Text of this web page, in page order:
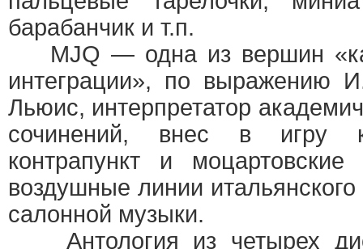
барабанчик и т.п.
MJQ — одна из вершин
интеграции», по выражению
Льюис, интерпретатор
сочинений, внес в игру
контрапункт и
воздушные линии
салонной музыки.
Антология из четырех